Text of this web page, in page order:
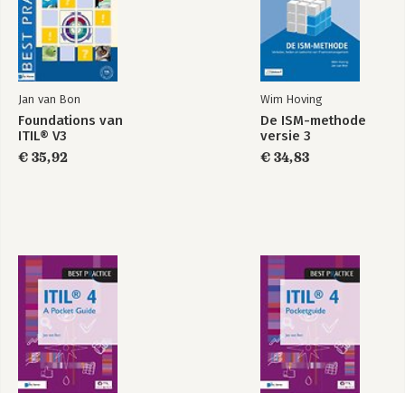
tot op de dag van vandaag velen
worden voorzien van informatie over
actuele IT-managementvraagstukken.
Bekijk alle boeken
Jan van Bon
Foundations van
ITIL® V3
€ 35,92
Wim Hoving
De ISM-methode
versie 3
€ 34,83